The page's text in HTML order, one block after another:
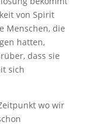
von Spirit
Menschen, die
hatten,
dass sie
sich
wo wir